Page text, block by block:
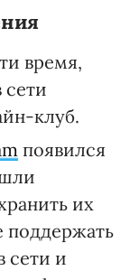
время,
клуб.
появился
их
поддержать
сети и